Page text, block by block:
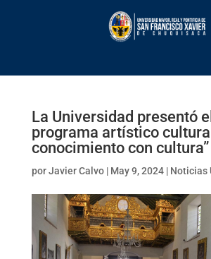
La Universidad presentó el
programa artístico
conocimiento con cultura”
porJavier Calvo| May 9, 2024| Noticias